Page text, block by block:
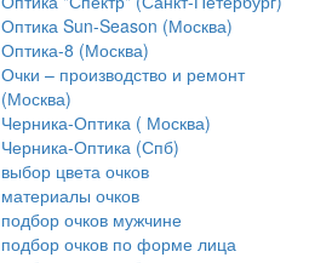
Оптика Sun-Season (Москва)
Оптика-8 (Москва)
Очки – производство и ремонт
(Москва)
Черника-Оптика ( Москва)
Черника-Оптика (Спб)
выбор цвета очков
материалы очков
подбор очков мужчине
подбор очков по форме лица